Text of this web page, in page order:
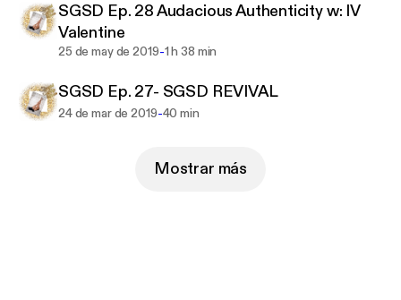
SGSD Ep. 28 Audacious Authenticity w: IV
Valentine
25 de may de 2019-1 h 38 min
SGSD Ep. 27- SGSD REVIVAL
24 de mar de 2019-40 min
Mostrar más